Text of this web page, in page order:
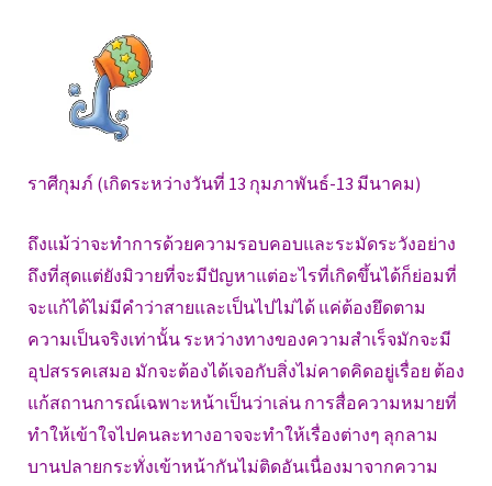
ราศีกุมภ์ (เกิดระหว่างวันที่ 13 กุมภาพันธ์-13 มีนาคม)
ถึงแม้ว่าจะทำการด้วยความรอบคอบและระมัดระวังอย่าง
ถึงที่สุดแต่ยังมิวายที่จะมีปัญหาแต่อะไรที่เกิดขึ้นได้ก็ย่อมที่
จะแก้ได้ไม่มีคำว่าสายและเป็นไปไม่ได้ แค่ต้องยึดตาม
ความเป็นจริงเท่านั้น ระหว่างทางของความสำเร็จมักจะมี
อุปสรรคเสมอ มักจะต้องได้เจอกับสิ่งไม่คาดคิดอยู่เรื่อย ต้อง
แก้สถานการณ์เฉพาะหน้าเป็นว่าเล่น การสื่อความหมายที่
ทำให้เข้าใจไปคนละทางอาจจะทำให้เรื่องต่างๆ ลุกลาม
บานปลายกระทั่งเข้าหน้ากันไม่ติดอันเนื่องมาจากความ